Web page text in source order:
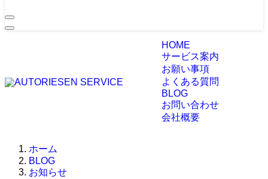
HOME
サービス案内
お願い事項
よくある質問
BLOG
お問い合わせ
会社概要
ホーム
BLOG
お知らせ